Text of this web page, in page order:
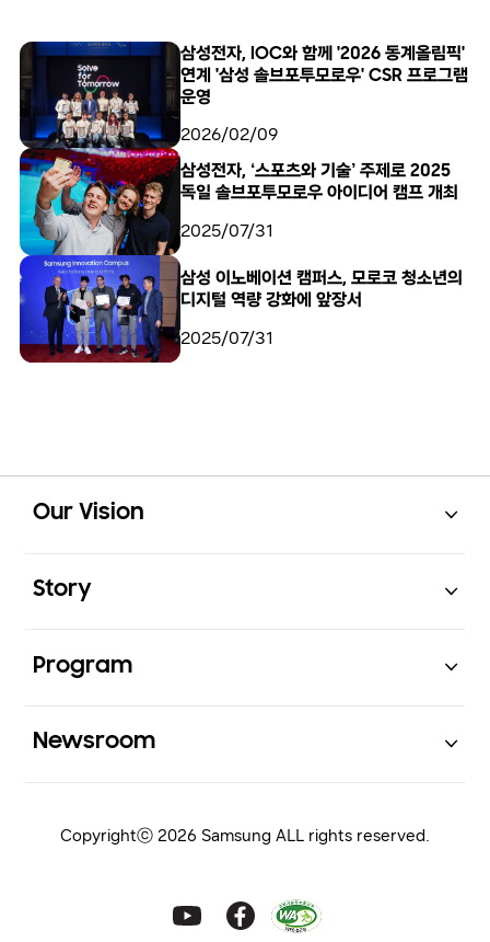
삼성전자, IOC와 함께 '2026 동계올림픽'
연계 '삼성 솔브포투모로우' CSR 프로그램
운영
2026/02/09
삼성전자, ‘스포츠와 기술’ 주제로 2025
독일 솔브포투모로우 아이디어 캠프 개최
2025/07/31
삼성 이노베이션 캠퍼스, 모로코 청소년의
디지털 역량 강화에 앞장서
2025/07/31
Our Vision
Story
Program
Newsroom
Copyrightⓒ 2026 Samsung ALL rights reserved.